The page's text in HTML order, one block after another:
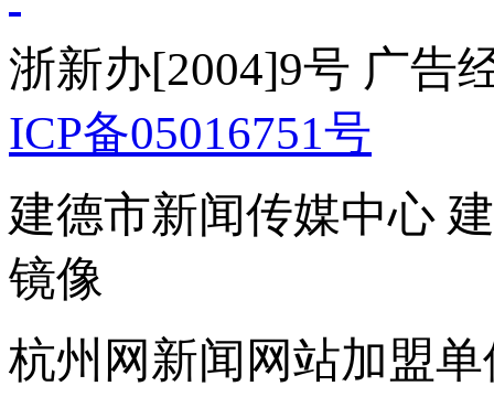
浙新办[2004]9号 广告
ICP备05016751号
建德市新闻传媒中心
镜像
杭州网新闻网站加盟